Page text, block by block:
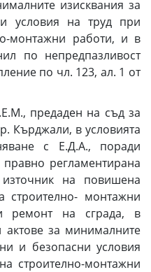
изисквания за
условия на труд при
монтажни работи, и в
по непредпазливост
по чл. 123, ал. 1 от
предаден на съд за
Кърджали, в условията
с Е.Д.А., поради
регламентирана
източник на повишена
строително- монтажни
ремонт на сграда, в
за минималните
и безопасни условия
строително-монтажни